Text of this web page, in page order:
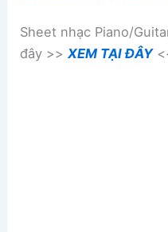
Sheet nhạc Piano/
đây >>XEM TẠI ĐÂY